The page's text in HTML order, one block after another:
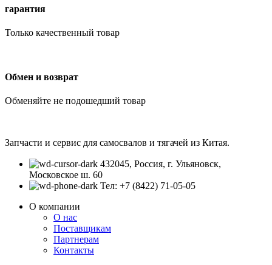
гарантия
Только качественный товар
Обмен и возврат
Обменяйте не подошедший товар
Запчасти и сервис для самосвалов и тягачей из Китая.
432045, Россия, г. Ульяновск,
Московское ш. 60
Тел: +7 (8422) 71-05-05
О компании
О нас
Поставщикам
Партнерам
Контакты